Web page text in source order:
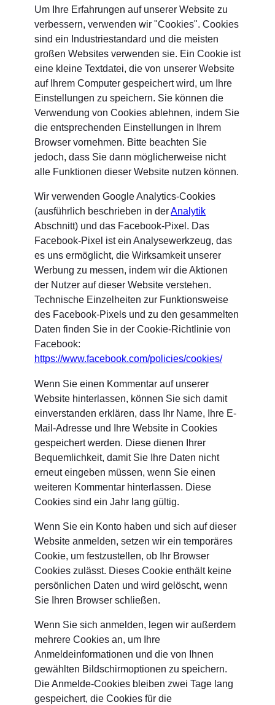
Um Ihre Erfahrungen auf unserer Website zu
verbessern, verwenden wir "Cookies". Cookies
sind ein Industriestandard und die meisten
großen Websites verwenden sie. Ein Cookie ist
eine kleine Textdatei, die von unserer Website
auf Ihrem Computer gespeichert wird, um Ihre
Einstellungen zu speichern. Sie können die
Verwendung von Cookies ablehnen, indem Sie
die entsprechenden Einstellungen in Ihrem
Browser vornehmen. Bitte beachten Sie
jedoch, dass Sie dann möglicherweise nicht
alle Funktionen dieser Website nutzen können.
Wir verwenden Google Analytics-Cookies
(ausführlich beschrieben in derAnalytik
Abschnitt) und das Facebook-Pixel. Das
Facebook-Pixel ist ein Analysewerkzeug, das
es uns ermöglicht, die Wirksamkeit unserer
Werbung zu messen, indem wir die Aktionen
der Nutzer auf dieser Website verstehen.
Technische Einzelheiten zur Funktionsweise
des Facebook-Pixels und zu den gesammelten
Daten finden Sie in der Cookie-Richtlinie von
Facebook:
https://www.facebook.com/policies/cookies/
Wenn Sie einen Kommentar auf unserer
Website hinterlassen, können Sie sich damit
einverstanden erklären, dass Ihr Name, Ihre E-
Mail-Adresse und Ihre Website in Cookies
gespeichert werden. Diese dienen Ihrer
Bequemlichkeit, damit Sie Ihre Daten nicht
erneut eingeben müssen, wenn Sie einen
weiteren Kommentar hinterlassen. Diese
Cookies sind ein Jahr lang gültig.
Wenn Sie ein Konto haben und sich auf dieser
Website anmelden, setzen wir ein temporäres
Cookie, um festzustellen, ob Ihr Browser
Cookies zulässt. Dieses Cookie enthält keine
persönlichen Daten und wird gelöscht, wenn
Sie Ihren Browser schließen.
Wenn Sie sich anmelden, legen wir außerdem
mehrere Cookies an, um Ihre
Anmeldeinformationen und die von Ihnen
gewählten Bildschirmoptionen zu speichern.
Die Anmelde-Cookies bleiben zwei Tage lang
gespeichert, die Cookies für die